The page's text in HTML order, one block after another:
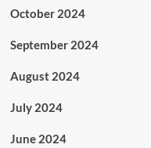
October 2024
September 2024
August 2024
July 2024
June 2024